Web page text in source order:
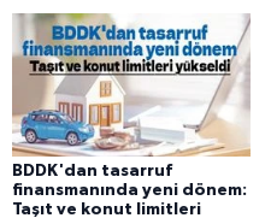
BDDK'dan tasarruf
finansmanında yeni dönem:
Taşıt ve konut limitleri